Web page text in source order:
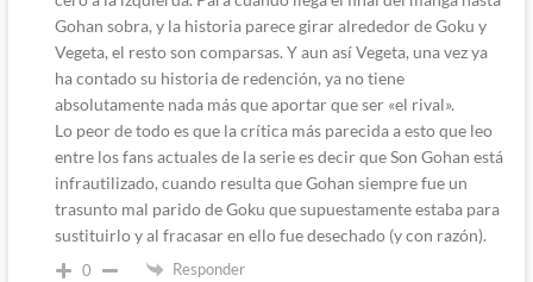
Gohan sobra, y la historia parece girar alrededor de Goku y
Vegeta, el resto son comparsas. Y aun así Vegeta, una vez ya
ha contado su historia de redención, ya no tiene
absolutamente nada más que aportar que ser «el rival».
Lo peor de todo es que la crítica más parecida a esto que leo
entre los fans actuales de la serie es decir que Son Gohan está
infrautilizado, cuando resulta que Gohan siempre fue un
trasunto mal parido de Goku que supuestamente estaba para
sustituirlo y al fracasar en ello fue desechado (y con razón).
0 Responder